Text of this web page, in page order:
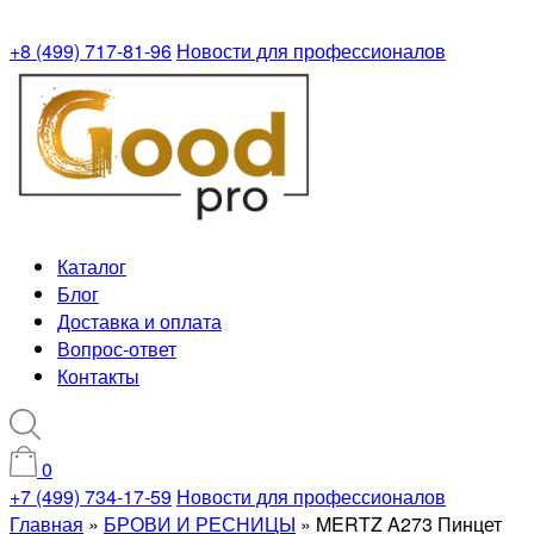
+8 (499) 717-81-96 Новости для профессионалов
Каталог
Блог
Доставка и оплата
Вопрос-ответ
Контакты
0
+7 (499) 734-17-59 Новости для профессионалов
Главная » БРОВИ И РЕСНИЦЫ » MERTZ A273 Пинцет